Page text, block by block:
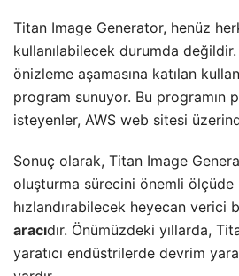
Titan Image Generator, henüz
kullanılabilecek durumda
önizleme aşamasına katılan
program sunuyor. Bu programın
isteyenler, AWS web sitesi
Sonuç olarak, Titan Image
oluşturma sürecini önemli ölçüde
hızlandırabilecek heyecan verici
aracıdır. Önümüzdeki yıllarda,
yaratıcı endüstrilerde devrim